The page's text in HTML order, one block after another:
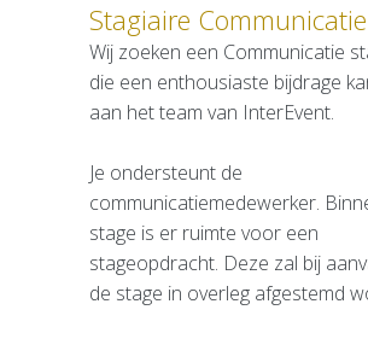
Persservice
Pers aanvraagformulier
Beeldbank
Exposanteninformatie
Plattegrond
Aanvraag voor deelname
Partners
Stagiaire Communicatie
Wij zoeken een Communicatie
die een enthousiaste bijdrage
aan het team van InterEvent.
Je ondersteunt de
communicatiemedewerker.
stage is er ruimte voor een
stageopdracht. Deze zal bij
de stage in overleg afgestemd